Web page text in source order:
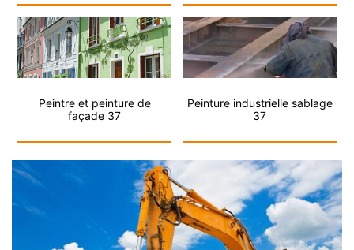
Peintre et peinture de
façade 37
Peinture industrielle sablage
37